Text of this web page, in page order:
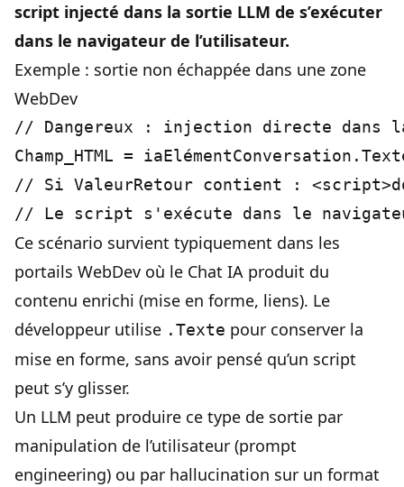
script injecté dans la sortie LLM de s’exécuter
dans le navigateur de l’utilisateur.
Exemple : sortie non échappée dans une zone
WebDev
// Dangereux : injection directe dans
Champ_HTML =
// Si ValeurRetour contient :
Ce scénario survient typiquement dans les
portails WebDev où le Chat IA produit du
contenu enrichi (mise en forme, liens). Le
développeur utilise .Texte pour conserver la
mise en forme, sans avoir pensé qu’un script
peut s’y glisser.
Un LLM peut produire ce type de sortie par
manipulation de l’utilisateur (prompt
engineering) ou par hallucination sur un format